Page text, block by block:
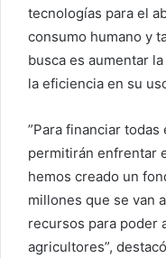
tecnologías para el
consumo humano y
busca es aumentar
la eficiencia en su
”Para financiar
permitirán enfrentar
hemos creado un
millones que se van
recursos para poder
agricultores”,